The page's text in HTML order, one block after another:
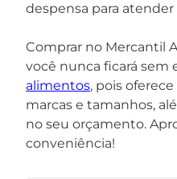
despensa para atender
Comprar no Mercantil
você nunca ficará sem
alimentos, pois
marcas e tamanhos,
no seu orçamento.
conveniência!